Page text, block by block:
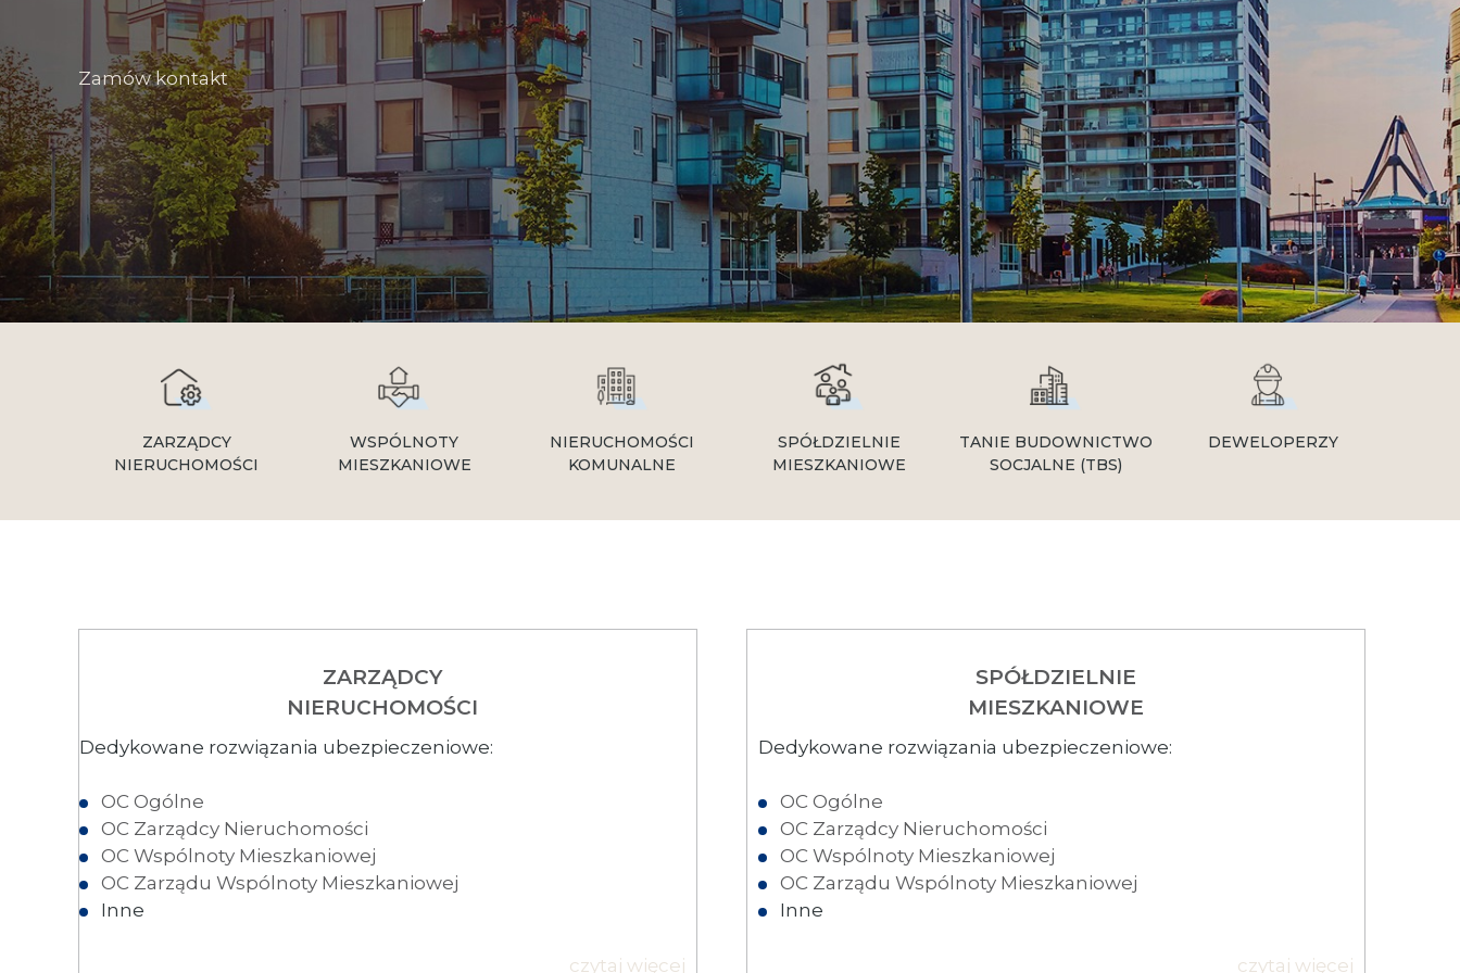
Zamów kontakt
ZARZĄDCY
NIERUCHOMOŚCI
WSPÓLNOTY
MIESZKANIOWE
NIERUCHOMOŚCI
KOMUNALNE
SPÓŁDZIELNIE
MIESZKANIOWE
TANIE BUDOWNICTWO
SOCJALNE (TBS)
DEWELOPERZY
ZARZĄDCY
NIERUCHOMOŚCI
Dedykowane rozwiązania ubezpieczeniowe:
OC Ogólne
OC Zarządcy Nieruchomości
OC Wspólnoty Mieszkaniowej
OC Zarządu Wspólnoty Mieszkaniowej
Inne
czytaj więcej
SPÓŁDZIELNIE
MIESZKANIOWE
Dedykowane rozwiązania ubezpieczeniowe:
OC Ogólne
OC Zarządcy Nieruchomości
OC Wspólnoty Mieszkaniowej
OC Zarządu Wspólnoty Mieszkaniowej
Inne
czytaj więcej